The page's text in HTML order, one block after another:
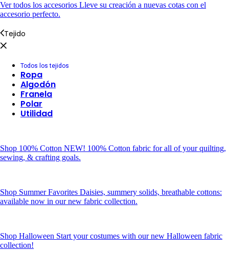
Ver todos los accesorios Lleve su creación a nuevas cotas con el
accesorio perfecto.
Tejido
Todos los tejidos
Ropa
Algodón
Franela
Polar
Utilidad
Shop 100% Cotton NEW! 100% Cotton fabric for all of your quilting,
sewing, & crafting goals.
Shop Summer Favorites Daisies, summery solids, breathable cottons:
available now in our new fabric collection.
Shop Halloween Start your costumes with our new Halloween fabric
collection!